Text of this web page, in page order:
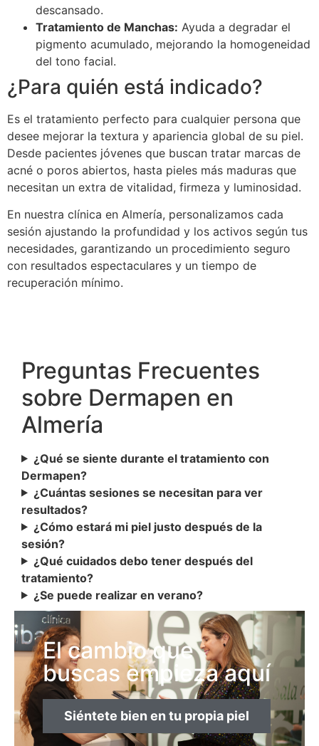
descansado.
Tratamiento de Manchas: Ayuda a degradar el
pigmento acumulado, mejorando la homogeneidad
del tono facial.
¿Para quién está indicado?
Es el tratamiento perfecto para cualquier persona que
desee mejorar la textura y apariencia global de su piel.
Desde pacientes jóvenes que buscan tratar marcas de
acné o poros abiertos, hasta pieles más maduras que
necesitan un extra de vitalidad, firmeza y luminosidad.
En nuestra clínica en Almería, personalizamos cada
sesión ajustando la profundidad y los activos según tus
necesidades, garantizando un procedimiento seguro
con resultados espectaculares y un tiempo de
recuperación mínimo.
Preguntas Frecuentes
sobre Dermapen en
Almería
¿Qué se siente durante el tratamiento con
Dermapen?
¿Cuántas sesiones se necesitan para ver
resultados?
¿Cómo estará mi piel justo después de la
sesión?
¿Qué cuidados debo tener después del
tratamiento?
¿Se puede realizar en verano?
El cambio que
buscas empieza aquí
Siéntete bien en tu propia piel